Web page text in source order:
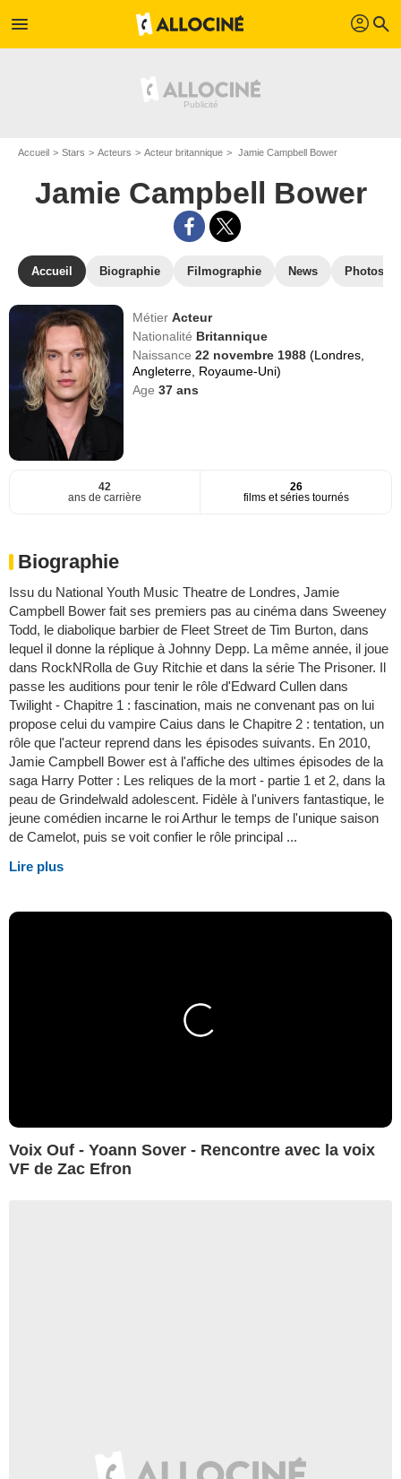
menu profil search
Accueil Stars Acteurs Acteur britannique Jamie Campbell Bower
Jamie Campbell Bower
Accueil Biographie Filmographie News Photos
MétierActeur
Nationalité Britannique
Naissance22 novembre 1988(Londres,
Angleterre, Royaume-Uni)
Age37 ans
42
ans de carrière
26
films et séries tournés
Biographie
Issu du National Youth Music Theatre de Londres, Jamie
Campbell Bower fait ses premiers pas au cinéma dans Sweeney
Todd, le diabolique barbier de Fleet Street de Tim Burton, dans
lequel il donne la réplique à Johnny Depp. La même année, il joue
dans RockNRolla de Guy Ritchie et dans la série The Prisoner. Il
passe les auditions pour tenir le rôle d'Edward Cullen dans
Twilight - Chapitre 1 : fascination, mais ne convenant pas on lui
propose celui du vampire Caius dans le Chapitre 2 : tentation, un
rôle que l'acteur reprend dans les épisodes suivants. En 2010,
Jamie Campbell Bower est à l'affiche des ultimes épisodes de la
saga Harry Potter : Les reliques de la mort - partie 1 et 2, dans la
peau de Grindelwald adolescent. Fidèle à l'univers fantastique, le
jeune comédien incarne le roi Arthur le temps de l'unique saison
de Camelot, puis se voit confier le rôle principal ...
Lire plus
Voix Ouf - Yoann Sover - Rencontre avec la voix
VF de Zac Efron